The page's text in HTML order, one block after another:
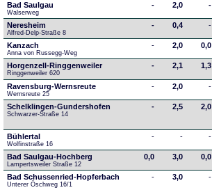
Bad Saulgau
Walserweg
- 2,0 -
Neresheim
Alfred-Delp-Straße 8
- 0,4 -
Kanzach
Anna von Russegg-Weg
- 2,0 0,0
Horgenzell-Ringgenweiler
Ringgenweiler 620
- 2,1 1,3
Ravensburg-Wernsreute
Wernsreute 25
- 2,0 -
Schelklingen-Gundershofen
Schwarzer-Straße 14
- 2,5 2,0
Bühlertal
Wolfinstraße 16
- - -
Bad Saulgau-Hochberg
Lampertsweiler Straße 12
0,0 3,0 0,0
Bad Schussenried-Hopferbach
Unterer Öschweg 16/1
- 3,0 -